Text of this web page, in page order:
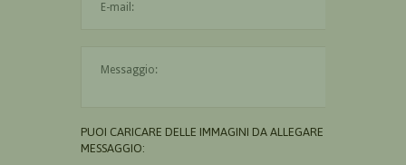
PUOI CARICARE DELLE IMMAGINI DA ALLEGARE AL
MESSAGGIO: